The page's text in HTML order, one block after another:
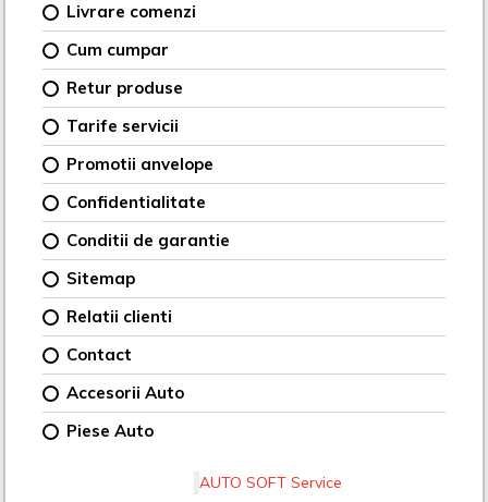
Livrare comenzi
Cum cumpar
Retur produse
Tarife servicii
Promotii anvelope
Confidentialitate
Conditii de garantie
Sitemap
Relatii clienti
Contact
Accesorii Auto
Piese Auto
AUTO SOFT Service